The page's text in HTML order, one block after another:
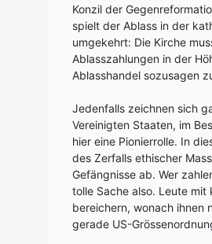
Konzil der
spielt der Ablass in der
umgekehrt: Die Kirche
Ablasszahlungen in der
Ablasshandel sozusagen
Jedenfalls zeichnen sich
Vereinigten Staaten, im
hier eine Pionierrolle. In
des Zerfalls ethischer
Gefängnisse ab. Wer
tolle Sache also. Leute
bereichern, wonach ihnen
gerade US-